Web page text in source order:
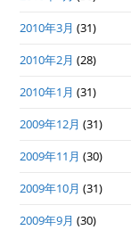
2010年3月 (31)
2010年2月 (28)
2010年1月 (31)
2009年12月 (31)
2009年11月 (30)
2009年10月 (31)
2009年9月 (30)